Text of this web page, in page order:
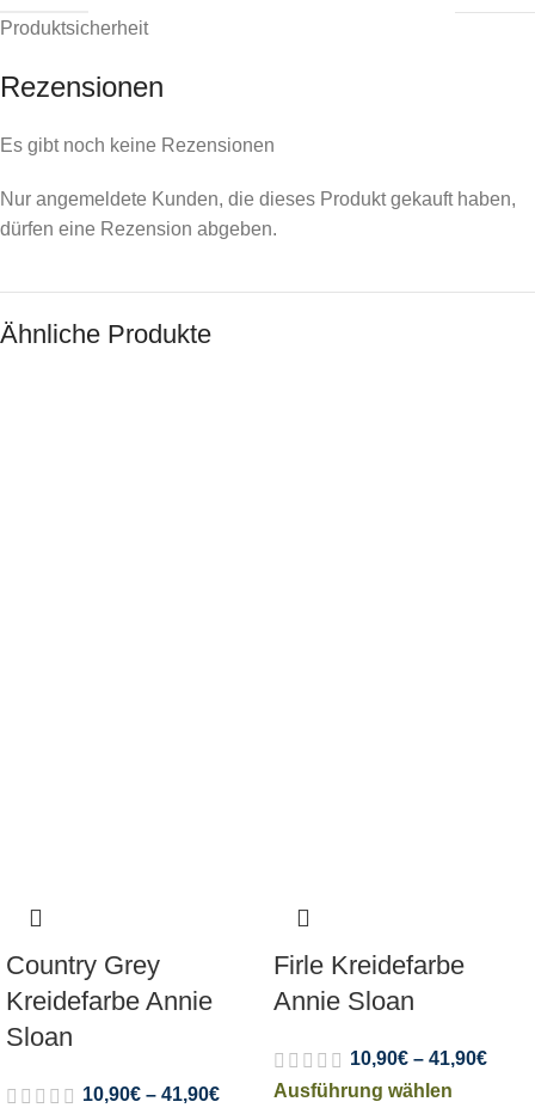
Produktsicherheit
Rezensionen
Es gibt noch keine Rezensionen
Nur angemeldete Kunden, die dieses Produkt gekauft haben,
dürfen eine Rezension abgeben.
Ähnliche Produkte
Country Grey
Kreidefarbe Annie
Sloan
10,90€ – 41,90€
Firle Kreidefarbe
Annie Sloan
10,90€ – 41,90€
Ausführung wählen